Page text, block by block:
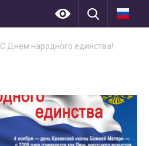
С Днем народного единства!